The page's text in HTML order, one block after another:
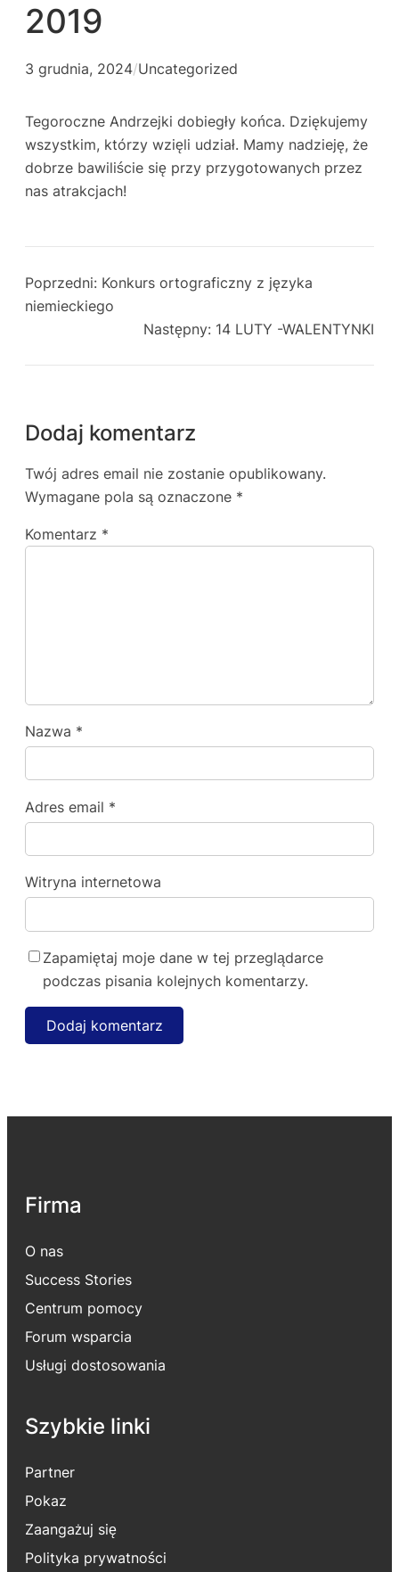
2019
3 grudnia, 2024/Uncategorized
Tegoroczne Andrzejki dobiegły końca. Dziękujemy
wszystkim, którzy wzięli udział. Mamy nadzieję, że
dobrze bawiliście się przy przygotowanych przez
nas atrakcjach!
Poprzedni: Konkurs ortograficzny z języka
niemieckiego
Następny: 14 LUTY -WALENTYNKI
Dodaj komentarz
Twój adres email nie zostanie opublikowany.
Wymagane pola są oznaczone *
Komentarz *
Nazwa *
Adres email *
Witryna internetowa
Zapamiętaj moje dane w tej przeglądarce
podczas pisania kolejnych komentarzy.
Firma
O nas
Success Stories
Centrum pomocy
Forum wsparcia
Usługi dostosowania
Szybkie linki
Partner
Pokaz
Zaangażuj się
Polityka prywatności